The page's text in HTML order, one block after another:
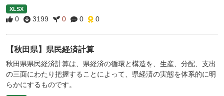
XLSX
0 3199 0 0 0
【秋田県】県民経済計算
秋田県県民経済計算は、県経済の循環と構造を、生産、分配、支出
の三面にわたり把握することによって、県経済の実態を体系的に明
らかにするものです。